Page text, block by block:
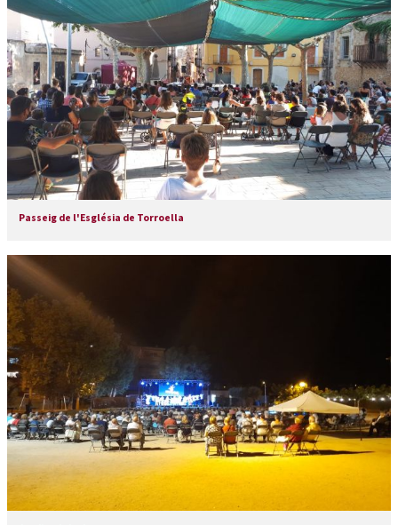
Passeig de l'Església de Torroella